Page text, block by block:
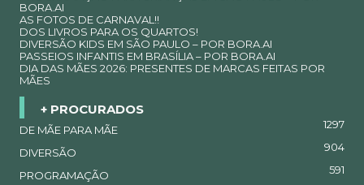
BORA.AI
AS FOTOS DE CARNAVAL!!
DOS LIVROS PARA OS QUARTOS!
DIVERSÃO KIDS EM SÃO PAULO – POR BORA.AI
PASSEIOS INFANTIS EM BRASÍLIA – POR BORA.AI
DIA DAS MÃES 2026: PRESENTES DE MARCAS FEITAS POR
MÃES
+ PROCURADOS
DE MÃE PARA MÃE 1297
DIVERSÃO 904
PROGRAMAÇÃO 591